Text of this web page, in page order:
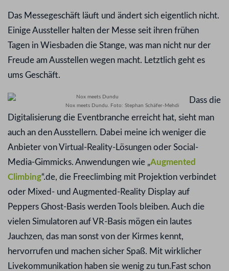
Das Messegeschäft läuft und ändert sich eigentlich nicht.
Einige Aussteller halten der Messe seit ihren frühen
Tagen in Wiesbaden die Stange, was man nicht nur der
Freude am Ausstellen wegen macht. Letztlich geht es
ums Geschäft.
Nox meets Dundu. Foto: Stephan Schäfer-Mehdi
Dass die
Digitalisierung die Eventbranche erreicht hat, sieht man
auch an den Ausstellern. Dabei meine ich weniger die
Anbieter von Virtual-Reality-Lösungen oder Social-
Media-Gimmicks. Anwendungen wie „Augmented
Climbing“.de, die Freeclimbing mit Projektion verbindet
oder Mixed- und Augmented-Reality Display auf
Peppers Ghost-Basis werden Tools bleiben. Auch die
vielen Simulatoren auf VR-Basis mögen ein lautes
Jauchzen, das man sonst von der Kirmes kennt,
hervorrufen und machen sicher Spaß. Mit wirklicher
Livekommunikation haben sie wenig zu tun.Fast schon